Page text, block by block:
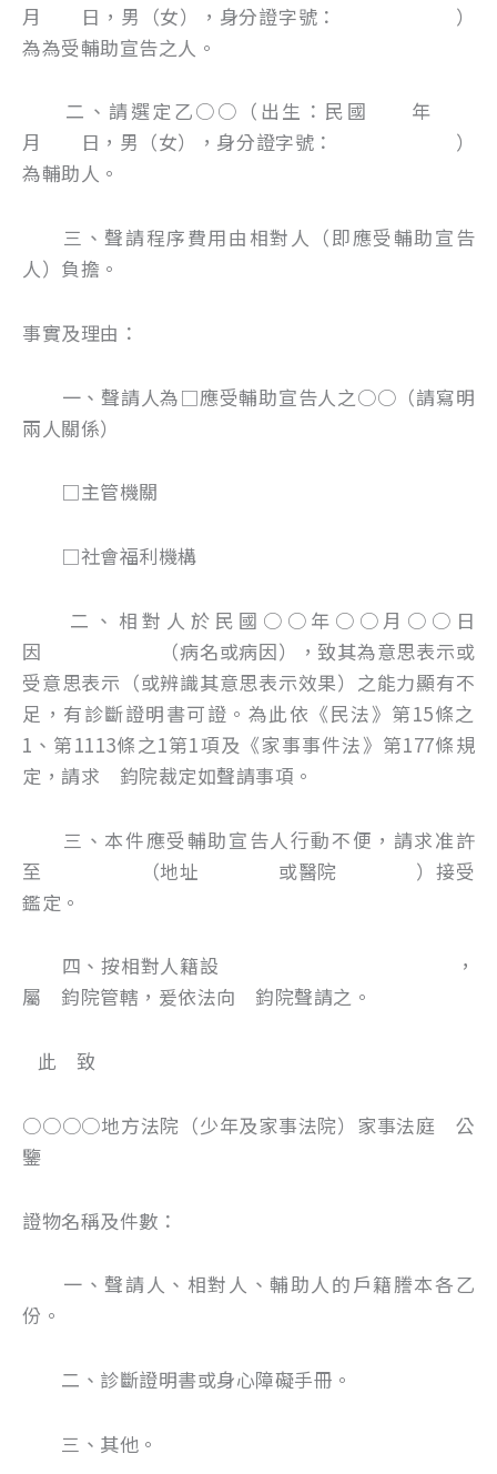
月 日，男（女），身分證字號： ）
為為受輔助宣告之人。
二、請選定乙○○（出生：民國 年
月 日，男（女），身分證字號： ）
為輔助人。
三、聲請程序費用由相對人（即應受輔助宣告
人）負擔。
事實及理由：
一、聲請人為□應受輔助宣告人之○○（請寫明
兩人關係）
□主管機關
□社會福利機構
二、相對人於民國○○年○○月○○日
因 （病名或病因），致其為意思表示或
受意思表示（或辨識其意思表示效果）之能力顯有不
足，有診斷證明書可證。為此依《民法》第15條之
1、第1113條之1第1項及《家事事件法》第177條規
定，請求 鈞院裁定如聲請事項。
三、本件應受輔助宣告人行動不便，請求准許
至 （地址 或醫院 ）接受
鑑定。
四、按相對人籍設 ，
屬 鈞院管轄，爰依法向 鈞院聲請之。
此 致
○○○○地方法院（少年及家事法院）家事法庭 公
鑒
證物名稱及件數：
一、聲請人、相對人、輔助人的戶籍謄本各乙
份。
二、診斷證明書或身心障礙手冊。
三、其他。